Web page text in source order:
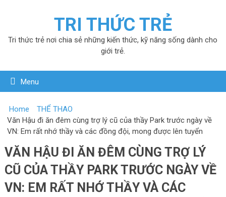
TRI THỨC TRẺ
Tri thức trẻ nơi chia sẻ những kiến thức, kỹ năng sống dành cho
giới trẻ.
Menu
Home
THỂ THAO
Văn Hậu đi ăn đêm cùng trợ lý cũ của thầy Park trước ngày về
VN: Em rất nhớ thầy và các đồng đội, mong được lên tuyển
VĂN HẬU ĐI ĂN ĐÊM CÙNG TRỢ LÝ
CŨ CỦA THẦY PARK TRƯỚC NGÀY VỀ
VN: EM RẤT NHỚ THẦY VÀ CÁC